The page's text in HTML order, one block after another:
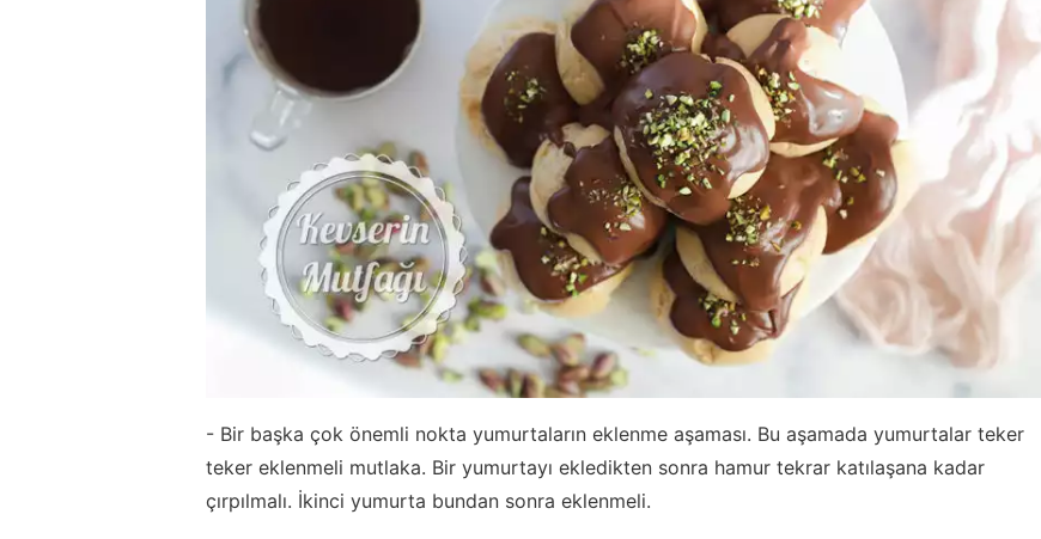
- Bir başka çok önemli nokta yumurtaların eklenme aşaması. Bu aşamada yumurtalar teker
teker eklenmeli mutlaka. Bir yumurtayı ekledikten sonra hamur tekrar katılaşana kadar
çırpılmalı. İkinci yumurta bundan sonra eklenmeli.